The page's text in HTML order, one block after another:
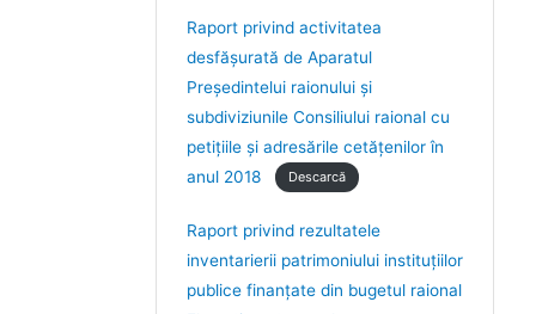
Raport privind activitatea
desfășurată de Aparatul
Președintelui raionului și
subdiviziunile Consiliului raional cu
petițiile și adresările cetățenilor în
anul 2018
Descarcă
Raport privind rezultatele
inventarierii patrimoniului instituțiilor
publice finanțate din bugetul raional